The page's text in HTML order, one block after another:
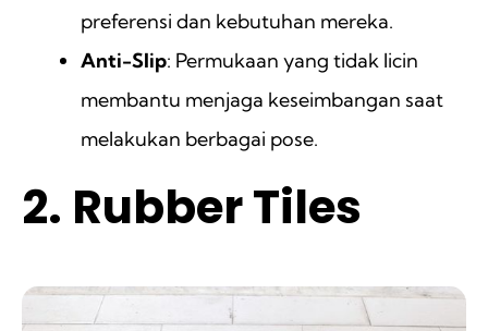
preferensi dan kebutuhan mereka.
Anti-Slip: Permukaan yang tidak licin
membantu menjaga keseimbangan saat
melakukan berbagai pose.
2. Rubber Tiles